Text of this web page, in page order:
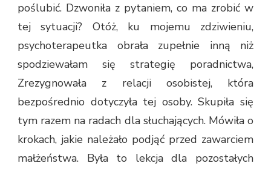
poślubić. Dzwoniła z pytaniem, co ma zrobić w
tej sytuacji? Otóż, ku mojemu zdziwieniu,
psychoterapeutka obrała zupełnie inną niż
spodziewałam się strategię poradnictwa,
Zrezygnowała z relacji osobistej, która
bezpośrednio dotyczyła tej osoby. Skupiła się
tym razem na radach dla słuchających. Mówiła o
krokach, jakie należało podjąć przed zawarciem
małżeństwa. Była to lekcja dla pozostałych